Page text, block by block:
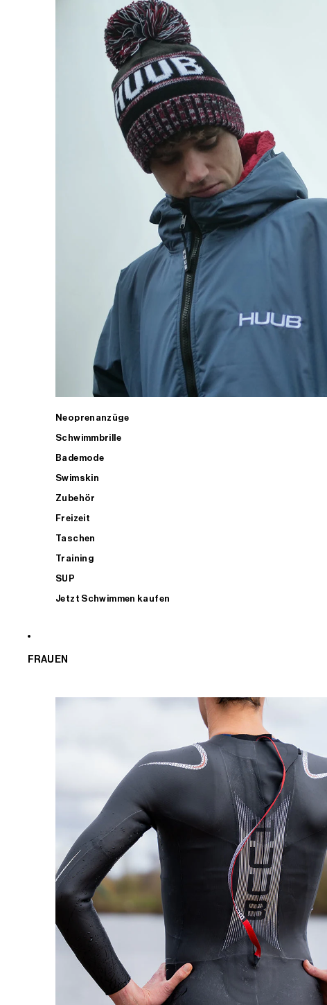
Neoprenanzüge
Schwimmbrille
Bademode
Swimskin
Zubehör
Freizeit
Taschen
Training
SUP
Jetzt Schwimmen kaufen
FRAUEN